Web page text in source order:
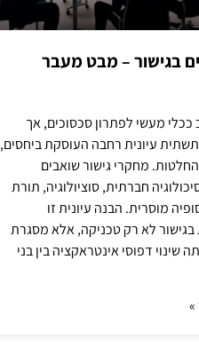
בגישור – מבט מעבר
ככלי מעשי לפתרון סכסוכים, אך
עיונית רחבה העוסקת ביחסים,
מחקרי גישור שואבים
חברתית, סוציולוגיה, תורת
מוסרית. הבנה עיונית זו
לא רק טכניקה, אלא מסגרת
דפוסי אינטראקציה בין בני